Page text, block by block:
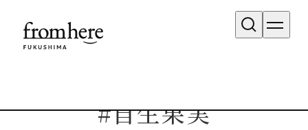
#自生果実